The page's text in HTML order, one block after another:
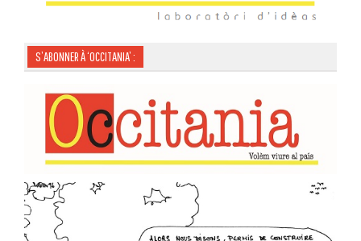
S’ABONNER À ‘OCCITANIA’ :